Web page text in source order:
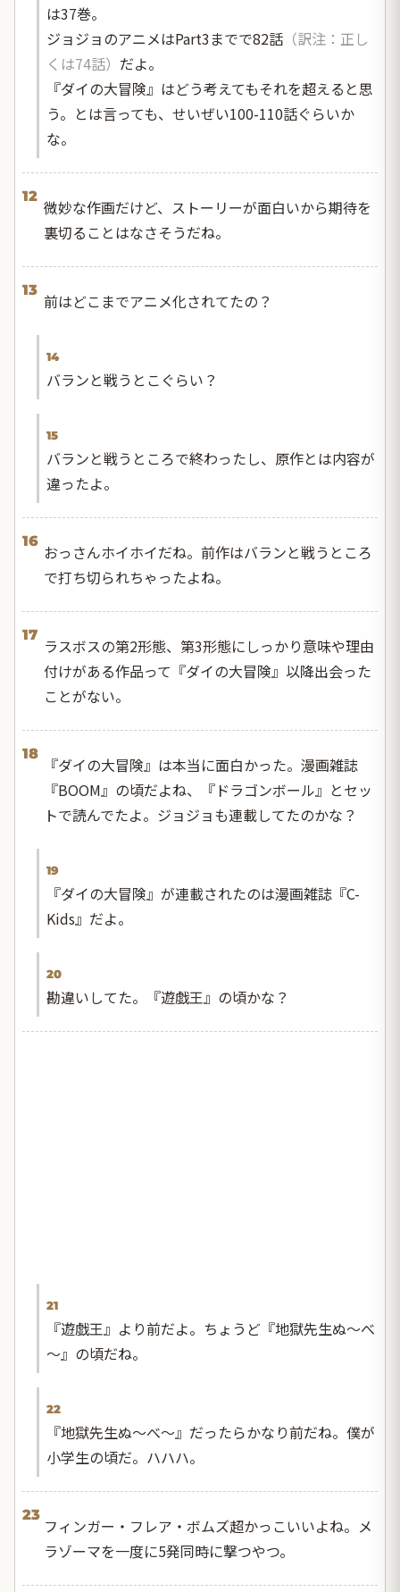
は37巻。
ジョジョのアニメはPart3までで82話 （訳注：正し
くは74話） だよ。
『ダイの大冒険』はどう考えてもそれを超えると思
う。とは言っても、せいぜい100-110話ぐらいか
な。
12
微妙な作画だけど、ストーリーが面白いから期待を
裏切ることはなさそうだね。
13
前はどこまでアニメ化されてたの？
14
バランと戦うとこぐらい？
15
バランと戦うところで終わったし、原作とは内容が
違ったよ。
16
おっさんホイホイだね。前作はバランと戦うところ
で打ち切られちゃったよね。
17
ラスボスの第2形態、第3形態にしっかり意味や理由
付けがある作品って『ダイの大冒険』以降出会った
ことがない。
18
『ダイの大冒険』は本当に面白かった。漫画雑誌
『BOOM』の頃だよね、『ドラゴンボール』とセッ
トで読んでたよ。ジョジョも連載してたのかな？
19
『ダイの大冒険』が連載されたのは漫画雑誌『C-
Kids』だよ。
20
勘違いしてた。『遊戯王』の頃かな？
21
『遊戯王』より前だよ。ちょうど『地獄先生ぬ～べ
～』の頃だね。
22
『地獄先生ぬ～べ～』だったらかなり前だね。僕が
小学生の頃だ。ハハハ。
23
フィンガー・フレア・ボムズ超かっこいいよね。メ
ラゾーマを一度に5発同時に撃つやつ。